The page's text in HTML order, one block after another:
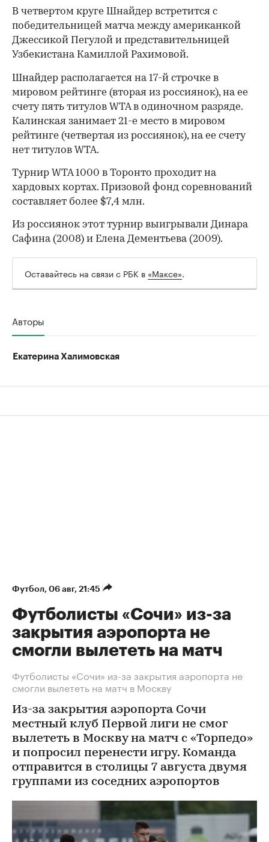
В четвертом круге Шнайдер встретится с
победительницей матча между американкой
Джессикой Пегулой и представительницей
Узбекистана Камиллой Рахимовой.
00:00 00:00
Шнайдер располагается на 17-й строчке в
мировом рейтинге (вторая из россиянок), на ее
счету пять титулов WTA в одиночном разряде.
Калинская занимает 21-е место в мировом
рейтинге (четвертая из россиянок), на ее счету
нет титулов WTA.
Турнир WTA 1000 в Торонто проходит на
хардовых кортах. Призовой фонд соревнований
составляет более $7,4 млн.
Из россиянок этот турнир выигрывали Динара
Сафина (2008) и Елена Дементьева (2009).
Оставайтесь на связи с РБК в «Максе».
Авторы
Екатерина Халимовская
Футбол⁠, 06 авг, 21:45
Футболисты «Сочи» из-за
закрытия аэропорта не
смогли вылететь на матч
Футболисты «Сочи» из-за закрытия аэропорта не
смогли вылететь на матч в Москву
Из-за закрытия аэропорта Сочи
местный клуб Первой лиги не смог
вылететь в Москву на матч с «Торпедо»
и попросил перенести игру. Команда
отправится в столицы 7 августа двумя
группами из соседних аэропортов